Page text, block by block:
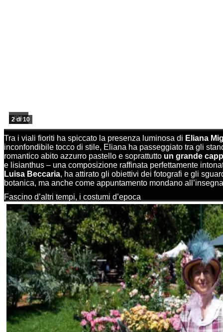
IPA
2 di 10
Tra i viali fioriti ha spiccato la presenza luminosa di Eliana
inconfondibile tocco di stile, Eliana ha passeggiato tra gli
romantico abito azzurro pastello e soprattutto un grande
e lisianthus – una composizione raffinata perfettamente
Luisa Beccaria, ha attirato gli obiettivi dei fotografi e gli
botanica, ma anche come appuntamento mondano
Fascino d’altri tempi, i costumi d’epoca